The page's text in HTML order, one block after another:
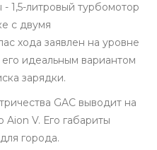
1,5-литровый турбомотор
с двумя
хода заявлен на уровне
идеальным вариантом
зарядки.
GAC выводит на
Aion V. Его габариты
города.